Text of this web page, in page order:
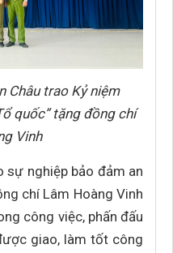
Châu trao Kỷ niệm
quốc” tặng đồng chí
Vinh
sự nghiệp bảo đảm an
chí Lâm Hoàng Vinh
công việc, phấn đấu
giao, làm tốt công